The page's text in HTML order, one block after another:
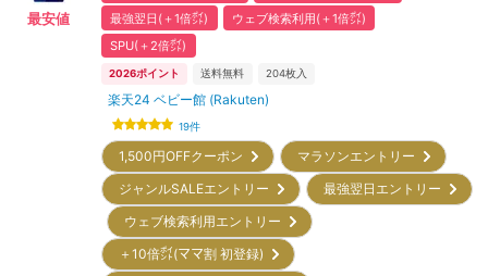
最安値
最強翌日(＋1倍㌽)
ウェブ検索利用(＋1倍㌽)
SPU(＋2倍㌽)
2026ポイント 送料無料 204枚入
楽天24 ベビー館 (Rakuten)
19件
1,500円OFFクーポン
マラソンエントリー
ジャンルSALEエントリー
最強翌日エントリー
ウェブ検索利用エントリー
＋10倍㌽(ママ割 初登録)